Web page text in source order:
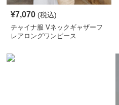
¥7,070 (税込)
チャイナ服 Vネックギャザーフ
レアロングワンピース